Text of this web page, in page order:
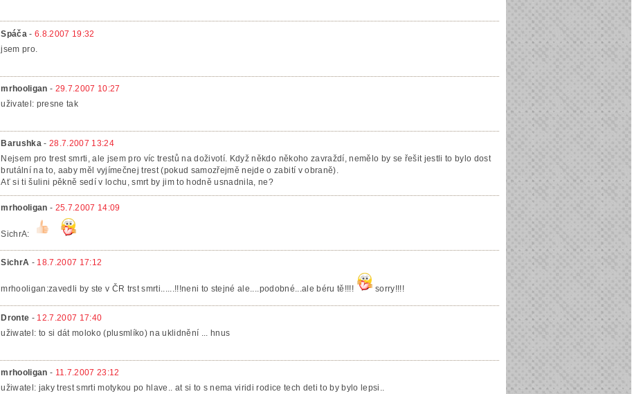
Spáča -6.8.2007 19:32
jsem pro.
mrhooligan - 29.7.2007 10:27
uživatel: presne tak
Barushka -28.7.2007 13:24
Nejsem pro trest smrti, ale jsem pro víc trestů na doživotí. Když někdo někoho zavraždí, nemělo by se řešit jestli to bylo dost
brutální na to, aaby měl vyjímečnej trest (pokud samozřejmě nejde o zabití v obraně).
Ať si ti šulini pěkně sedí v lochu, smrt by jim to hodně usnadnila, ne?
mrhooligan - 25.7.2007 14:09
SichrA:
SichrA - 18.7.2007 17:12
mrhooligan:zavedli by ste v ČR trst smrti......!!!neni to stejné ale....podobné...ale béru tě!!!! sorry!!!!
Dronte - 12.7.2007 17:40
užiwatel: to si dát moloko (plusmlíko) na uklidnění ... hnus
mrhooligan - 11.7.2007 23:12
užiwatel: jaky trest smrti motykou po hlave.. at si to s nema viridi rodice tech deti to by bylo lepsi..